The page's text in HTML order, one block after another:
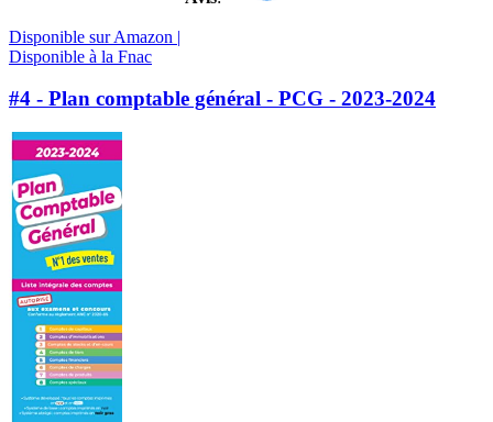
Disponible sur Amazon |
Disponible à la Fnac
#4 - Plan comptable général - PCG - 2023-2024